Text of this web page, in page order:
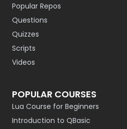
Popular Repos
Questions
Quizzes
Scripts
Videos
POPULAR COURSES
Lua Course for Beginners
Introduction to QBasic